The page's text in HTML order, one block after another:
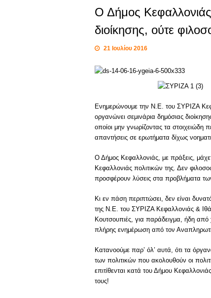
Ο Δήμος Κεφαλλονιάς
διοίκησης, ούτε
21 Ιουλίου 2016
Ενημερώνουμε την Ν.Ε. του ΣΥΡΙΖΑ
οργανώνει σεμινάρια δημόσιας
οποίοι μην γνωρίζοντας τα στοιχειώδη
απαντήσεις σε ερωτήματα δίχως
Ο Δήμος Κεφαλλονιάς, με πράξεις,
Κεφαλλονιάς πολιτικών της. Δεν
προσφέρουν λύσεις στα προβλήματα
Κι εν πάση περιπτώσει, δεν είναι
της Ν.Ε. του ΣΥΡΙΖΑ Κεφαλλονιάς &
Κουτσουπιές, για παράδειγμα, ήδη
πλήρης ενημέρωση από τον
Κατανοούμε παρ’ όλ’ αυτά, ότι τα
των πολιτικών που ακολουθούν οι
επιτίθενται κατά του Δήμου
τους!